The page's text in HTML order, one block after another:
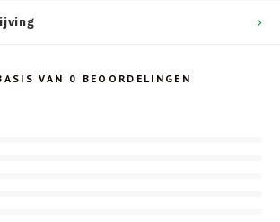
VAN 0 BEOORDELINGEN